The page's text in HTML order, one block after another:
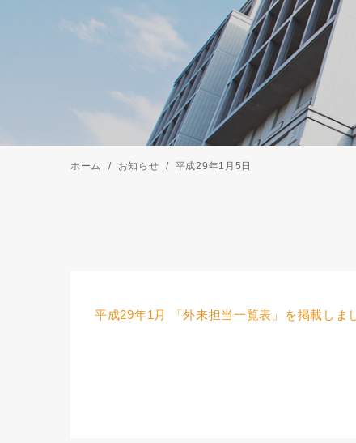
ホーム お知らせ 平成29年1月5日
平成29年1月 「外来担当一覧表」を掲載しま